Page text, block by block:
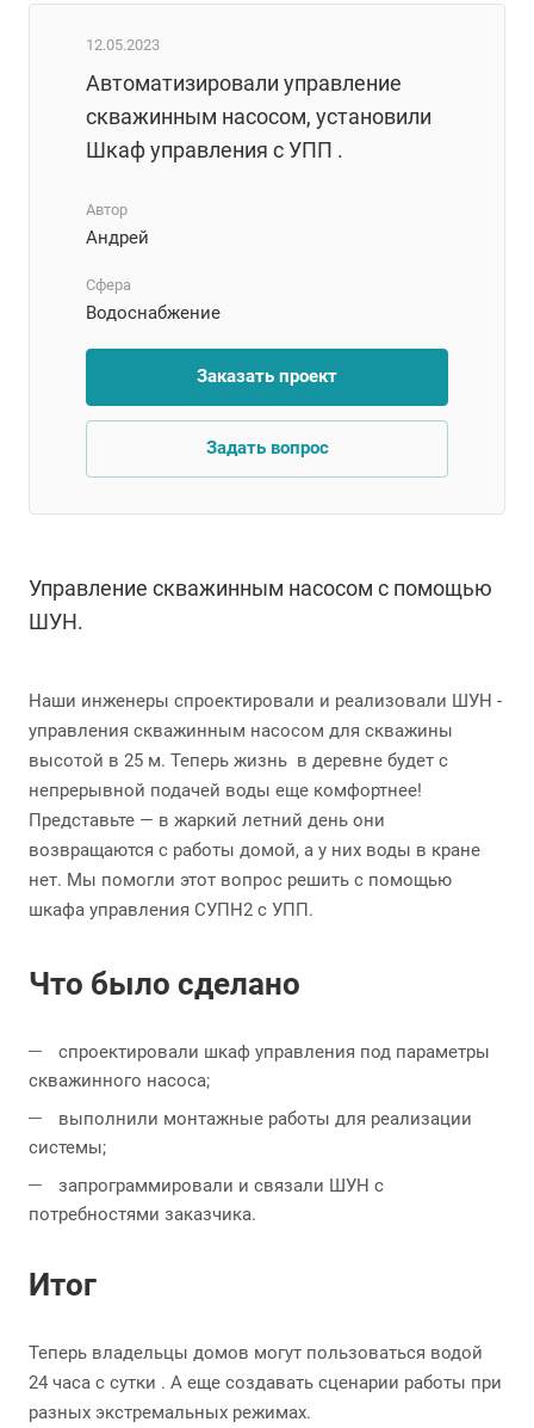
12.05.2023
Автоматизировали управление
скважинным насосом, установили
Шкаф управления с УПП .
Автор
Андрей
Сфера
Водоснабжение
Заказать проект
Задать вопрос
Управление скважинным насосом с помощью
ШУН.
Наши инженеры спроектировали и реализовали ШУН -
управления скважинным насосом для скважины
высотой в 25 м. Теперь жизнь в деревне будет с
непрерывной подачей воды еще комфортнее!
Представьте — в жаркий летний день они
возвращаются с работы домой, а у них воды в кране
нет. Мы помогли этот вопрос решить с помощью
шкафа управления СУПН2 с УПП.
Что было сделано
спроектировали шкаф управления под параметры
скважинного насоса;
выполнили монтажные работы для реализации
системы;
запрограммировали и связали ШУН с
потребностями заказчика.
Итог
Теперь владельцы домов могут пользоваться водой
24 часа с сутки . А еще создавать сценарии работы при
разных экстремальных режимах.